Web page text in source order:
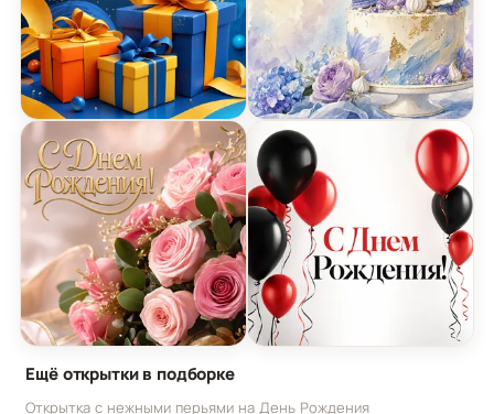
Яркая цифровая открытка на день рождения
Роскошная открытка с цветами на день
Акварельный торт для
Минималистская
Ещё открытки в подборке
Открытка с нежными перьями на День Рождения